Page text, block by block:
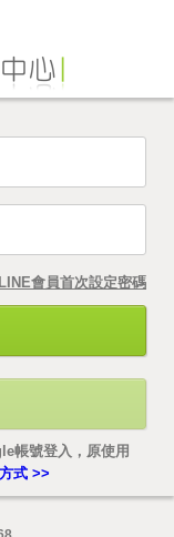
LINE會員首次設定密碼
帳號登入，原使用
式 >>